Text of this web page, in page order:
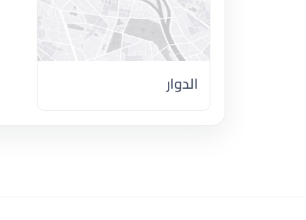
الدوار